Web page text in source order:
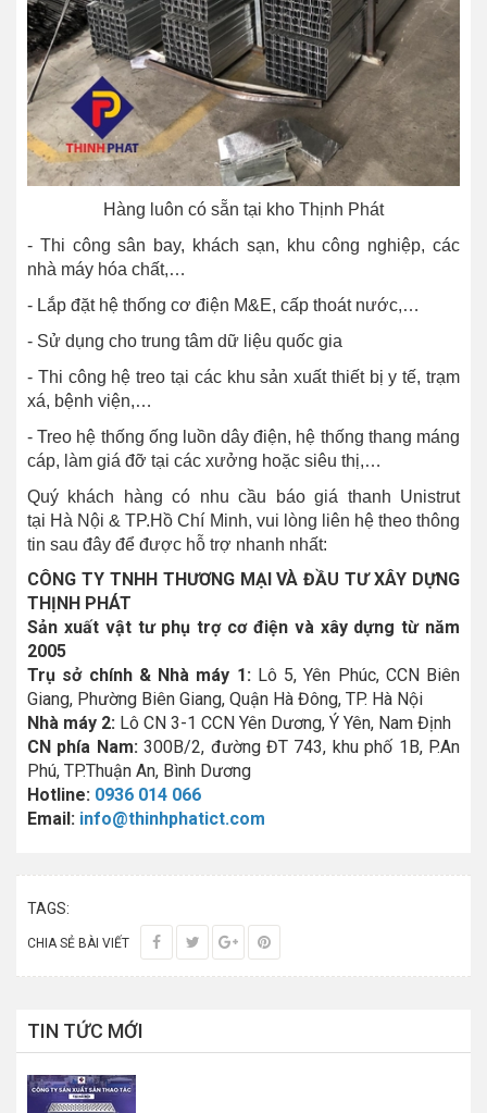
Hàng luôn có sẵn tại kho Thịnh Phát
- Thi công sân bay, khách sạn, khu công nghiệp, các
nhà máy hóa chất,…
- Lắp đặt hệ thống cơ điện M&E, cấp thoát nước,…
- Sử dụng cho trung tâm dữ liệu quốc gia
- Thi công hệ treo tại các khu sản xuất thiết bị y tế, trạm
xá, bệnh viện,…
- Treo hệ thống ống luồn dây điện, hệ thống thang máng
cáp, làm giá đỡ tại các xưởng hoặc siêu thị,…
Quý khách hàng có nhu cầu báo giá thanh Unistrut
tại Hà Nội & TP.Hồ Chí Minh, vui lòng liên hệ theo thông
tin sau đây để được hỗ trợ nhanh nhất:
CÔNG TY TNHH THƯƠNG MẠI VÀ ĐẦU TƯ XÂY DỰNG
THỊNH PHÁT
Sản xuất vật tư phụ trợ cơ điện và xây dựng từ năm
2005
Trụ sở chính & Nhà máy 1: Lô 5, Yên Phúc, CCN Biên
Giang, Phường Biên Giang, Quận Hà Đông, TP. Hà Nội
Nhà máy 2: Lô CN 3-1 CCN Yên Dương, Ý Yên, Nam Định
CN phía Nam:300B/2, đường ĐT 743, khu phố 1B, P.An
Phú, TP.Thuận An, Bình Dương
Hotline: 0936 014 066
Email: info@thinhphatict.com
TAGS:
CHIA SẺ BÀI VIẾT
TIN TỨC MỚI